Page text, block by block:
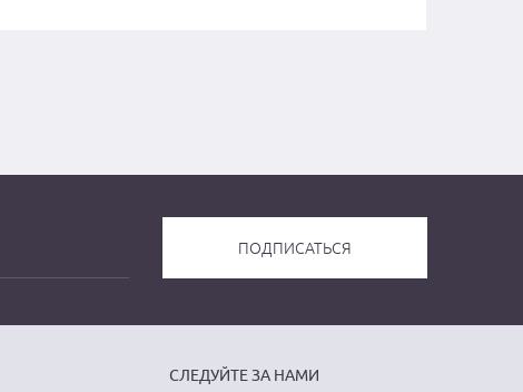
СЛЕДУЙТЕ ЗА НАМИ